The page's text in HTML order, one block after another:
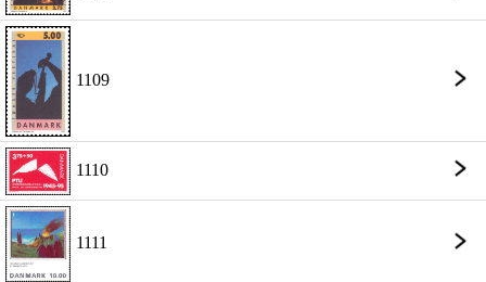
1109
1110
1111